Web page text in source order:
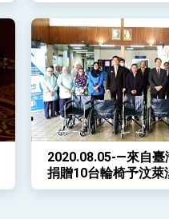
2020.08.05-—來自
捐贈10台輪椅予汶萊
(Temburong)公立醫